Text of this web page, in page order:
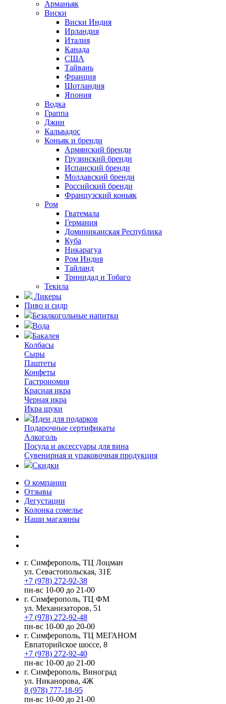
Арманьяк
Виски
Виски Индия
Ирландия
Италия
Канада
США
Тайвань
Франция
Шотландия
Япония
Водка
Граппа
Джин
Кальвадос
Коньяк и бренди
Армянский бренди
Грузинский бренди
Испанский бренди
Молдавский бренди
Российский бренди
Французский коньяк
Ром
Гватемала
Германия
Доминиканская Республика
Куба
Никарагуа
Ром Индия
Тайланд
Тринидад и Тобаго
Текила
Ликеры
Пиво и сидр
Безалкогольные напитки
Вода
Бакалея
Колбасы
Сыры
Паштеты
Конфеты
Гастрономия
Красная икра
Черная икра
Икра щуки
Идеи для подарков
Подарочные сертификаты
Алкоголь
Посуда и аксессуары для вина
Сувенирная и упаковочная продукция
Скидки
О компании
Отзывы
Дегустации
Колонка сомелье
Наши магазины
г. Симферополь, ТЦ Лоцман
ул. Севастопольская, 31Е
+7 (978) 272-92-38
пн-вс 10-00 до 21-00
г. Симферополь, ТЦ ФМ
ул. Механизаторов, 51
+7 (978) 272-92-48
пн-вс 10-00 до 20-00
г. Симферополь, ТЦ МЕГАНОМ
Евпаторийское шоссе, 8
+7 (978) 272-92-40
пн-вс 10-00 до 21-00
г. Симферополь, Виноград
ул. Никанорова, 4Ж
8 (978) 777-18-95
пн-вс 10-00 до 21-00